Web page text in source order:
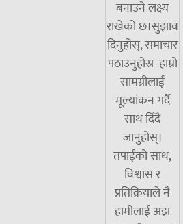
बनाउने लक्ष्य
राखेको छ।सुझाव
दिनुहोस्, समाचार
पठाउनुहोस्र हाम्रो
सामग्रीलाई
मूल्यांकन गर्दै
साथ दिँदै
जानुहोस्।
तपाईंको साथ,
विश्वास र
प्रतिक्रियाले नै
हामीलाई अझ